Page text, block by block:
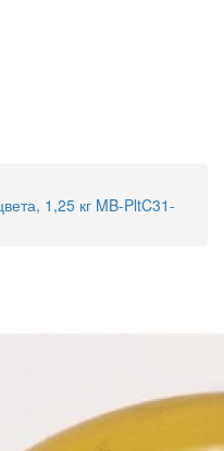
1,25 кг MB-PltC31-